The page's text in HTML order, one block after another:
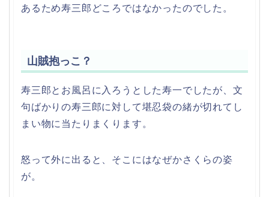
あるため寿三郎どころではなかったのでした。
山賊抱っこ？
寿三郎とお風呂に入ろうとした寿一でしたが、文
句ばかりの寿三郎に対して堪忍袋の緒が切れてし
まい物に当たりまくります。
怒って外に出ると、そこにはなぜかさくらの姿
が。